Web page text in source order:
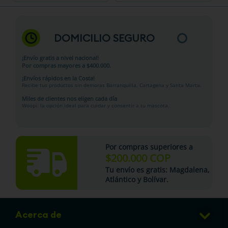
DOMICILIO SEGURO
¡Envío gratis a nivel nacional!
Por compras mayores a $400.000.
¡Envíos rápidos en la Costa!
Recibe tus productos sin demoras Barranquilla, Cartagena y Santa Marta.
Miles de clientes nos eligen cada día
Woopi: la opción ideal para cuidar y consentir a tu mascota.
Por compras superiores a
$200.000 COP
Tu envío es gratis: Magdalena,
Atlántico y Bolívar.
Acerca de